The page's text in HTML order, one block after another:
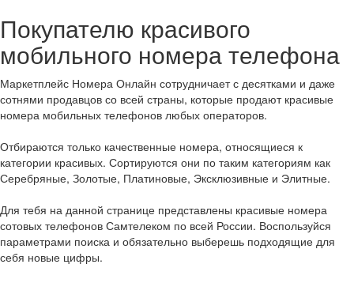
Покупателю красивого
мобильного номера телефона
Маркетплейс Номера Онлайн сотрудничает с десятками и даже
сотнями продавцов со всей страны, которые продают красивые
номера мобильных телефонов любых операторов.
Отбираются только качественные номера, относящиеся к
категории красивых. Сортируются они по таким категориям как
Серебряные, Золотые, Платиновые, Эксклюзивные и Элитные.
Для тебя на данной странице представлены красивые номера
сотовых телефонов Самтелеком по всей России. Воспользуйся
параметрами поиска и обязательно выберешь подходящие для
себя новые цифры.